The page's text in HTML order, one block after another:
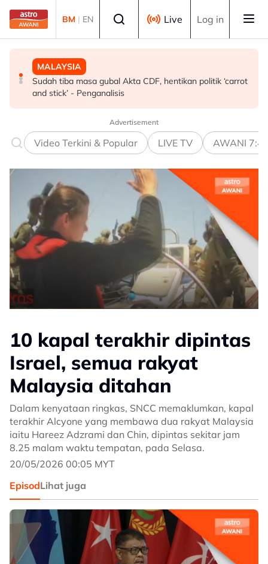
Skip to main content
BM | EN Live Log in
MALAYSIA
PBT diminta kenal pasti tanah rintis kosong untuk
pertanian bandar - Exco
MALAYSIA
Sudah tiba masa gubal Akta CDF, hentikan politik ‘carrot
and stick’ - Penganalisis
MALAYSIA
Dasar yang baik perlu ambil kira realiti kehidupan rakyat
- Amirudin
Advertisement
Video Terkini & Popular LIVE TV AWANI
10 kapal terakhir dipintas
Israel, semua rakyat
Malaysia ditahan
Dalam kenyataan ringkas, SNCC memaklumkan, kapal
terakhir Alcyone yang membawa dua rakyat Malaysia
iaitu Hareez Adzrami dan Chin, dipintas sekitar jam
8.25 malam waktu tempatan, pada Selasa.
20/05/2026 00:05 MYT
EpisodLihat juga